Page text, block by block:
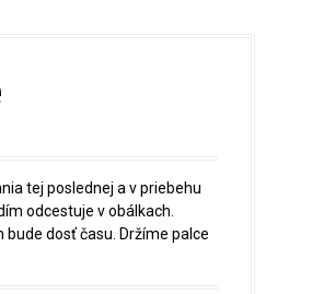
tej poslednej a v priebehu
odcestuje v obálkach.
dosť času. Držíme palce